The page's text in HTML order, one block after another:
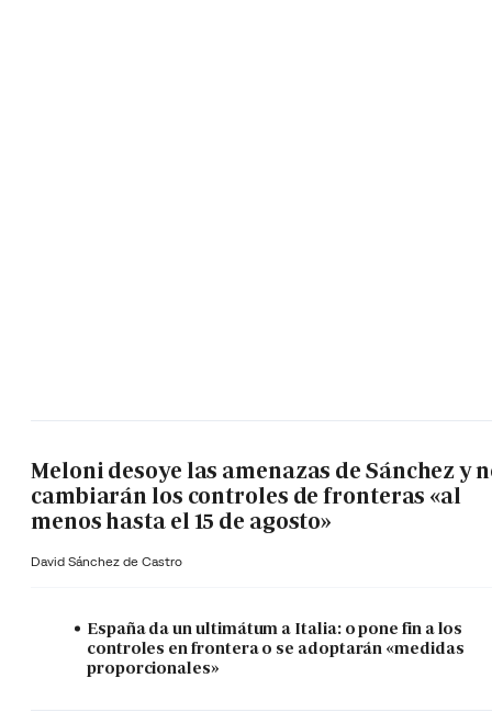
Meloni desoye las amenazas de Sánchez y
cambiarán los controles de fronteras «al
menos hasta el 15 de agosto»
David Sánchez de Castro
España da un ultimátum a Italia: o pone fin a los
controles en frontera o se adoptarán «medidas
proporcionales»